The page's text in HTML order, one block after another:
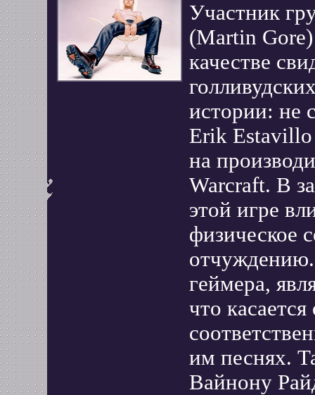
Участник
(Martin
качестве
истории: не
Erik Estavillo
на
Warcraft. В
этой игре
физическое
геймера,
что
им песнях.
Вайнону